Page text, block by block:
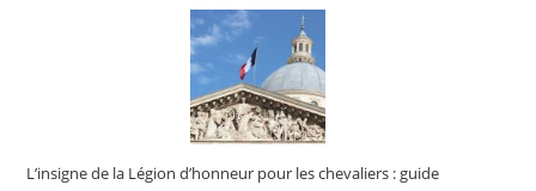
L’insigne de la Légion d’honneur pour les chevaliers : guide